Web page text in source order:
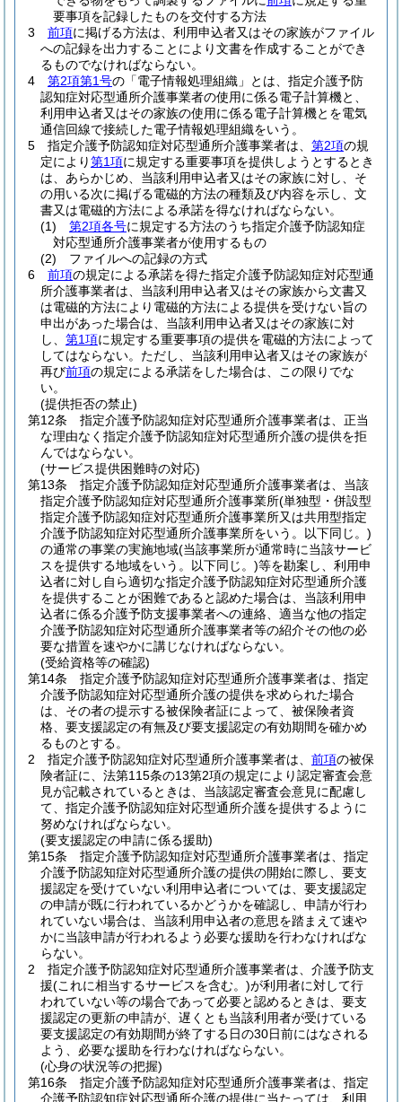
要事項を記録したものを交付する方法
3
前項に掲げる方法は、利用申込者又はその家族がファイル
への記録を出力することにより文書を作成することができ
るものでなければならない。
4
第2項第1号の「電子情報処理組織」とは、指定介護予防
認知症対応型通所介護事業者の使用に係る電子計算機と、
利用申込者又はその家族の使用に係る電子計算機とを電気
通信回線で接続した電子情報処理組織をいう。
5
指定介護予防認知症対応型通所介護事業者は、 第2項の規
定により第1項に規定する重要事項を提供しようとするとき
は、あらかじめ、当該利用申込者又はその家族に対し、そ
の用いる次に掲げる電磁的方法の種類及び内容を示し、文
書又は電磁的方法による承諾を得なければならない。
(1)
第2項各号に規定する方法のうち指定介護予防認知症
対応型通所介護事業者が使用するもの
(2)
ファイルへの記録の方式
6
前項の規定による承諾を得た指定介護予防認知症対応型通
所介護事業者は、当該利用申込者又はその家族から文書又
は電磁的方法により電磁的方法による提供を受けない旨の
申出があった場合は、当該利用申込者又はその家族に対
し、 第1項に規定する重要事項の提供を電磁的方法によって
してはならない。 ただし、当該利用申込者又はその家族が
再び前項の規定による承諾をした場合は、この限りでな
い。
(提供拒否の禁止)
第12条
指定介護予防認知症対応型通所介護事業者は、正当
な理由なく指定介護予防認知症対応型通所介護の提供を拒
んではならない。
(サービス提供困難時の対応)
第13条
指定介護予防認知症対応型通所介護事業者は、当該
指定介護予防認知症対応型通所介護事業所(単独型・併設型
指定介護予防認知症対応型通所介護事業所又は共用型指定
介護予防認知症対応型通所介護事業所をいう。以下同じ。)
の通常の事業の実施地域(当該事業所が通常時に当該サービ
スを提供する地域をいう。以下同じ。)等を勘案し、利用申
込者に対し自ら適切な指定介護予防認知症対応型通所介護
を提供することが困難であると認めた場合は、当該利用申
込者に係る介護予防支援事業者への連絡、適当な他の指定
介護予防認知症対応型通所介護事業者等の紹介その他の必
要な措置を速やかに講じなければならない。
(受給資格等の確認)
第14条
指定介護予防認知症対応型通所介護事業者は、指定
介護予防認知症対応型通所介護の提供を求められた場合
は、その者の提示する被保険者証によって、被保険者資
格、要支援認定の有無及び要支援認定の有効期間を確かめ
るものとする。
2
指定介護予防認知症対応型通所介護事業者は、 前項の被保
険者証に、法第115条の13第2項の規定により認定審査会意
見が記載されているときは、当該認定審査会意見に配慮し
て、指定介護予防認知症対応型通所介護を提供するように
努めなければならない。
(要支援認定の申請に係る援助)
第15条
指定介護予防認知症対応型通所介護事業者は、指定
介護予防認知症対応型通所介護の提供の開始に際し、要支
援認定を受けていない利用申込者については、要支援認定
の申請が既に行われているかどうかを確認し、申請が行わ
れていない場合は、当該利用申込者の意思を踏まえて速や
かに当該申請が行われるよう必要な援助を行わなければな
らない。
2
指定介護予防認知症対応型通所介護事業者は、介護予防支
援(これに相当するサービスを含む。)が利用者に対して行
われていない等の場合であって必要と認めるときは、要支
援認定の更新の申請が、遅くとも当該利用者が受けている
要支援認定の有効期間が終了する日の30日前にはなされる
よう、必要な援助を行わなければならない。
(心身の状況等の把握)
第16条
指定介護予防認知症対応型通所介護事業者は、指定
介護予防認知症対応型通所介護の提供に当たっては、利用